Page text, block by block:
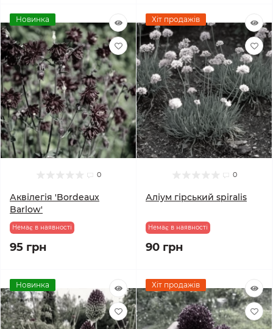
Новинка
0
Аквілегія 'Bordeaux
Barlow'
Немає в наявності
95 грн
Хіт продажів
0
Аліум гірський spiralis
Немає в наявності
90 грн
Новинка Хіт продажів